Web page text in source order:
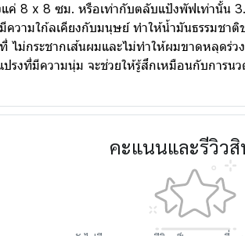
ค่ 8 x 8 ซม. หรือเท่ากับตลับแป้งพัฟเท่านั้น
ความใก้ลเคียงกับมนุษย์ ทำให้น้ำมันธรรมช
ม่กระชากเส้นผมและไม่ทำให้ผมขาดหลุดร่ว
รงที่มีความนุ่ม จะช่วยให้รู้สึกเหมือนกับการ
คะแนนและรีวิว